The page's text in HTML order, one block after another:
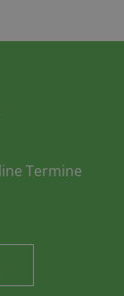
Termine